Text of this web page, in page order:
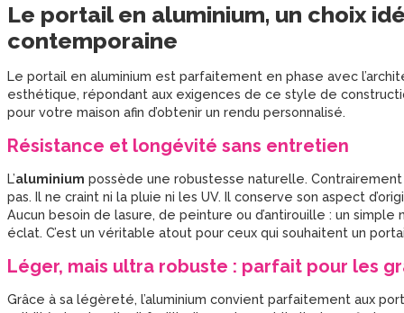
Le portail en aluminium, un choix
contemporaine
Le portail en aluminium est parfaitement en phase avec
esthétique, répondant aux exigences de ce style de
pour votre maison afin d’obtenir un rendu personnalisé.
Résistance et longévité sans entretien
L’aluminium possède une robustesse naturelle.
pas. Il ne craint ni la pluie ni les UV. Il conserve son aspect
Aucun besoin de lasure, de peinture ou d’antirouille : un
éclat. C’est un véritable atout pour ceux qui souhaitent un
Léger, mais ultra robuste : parfait pour les
Grâce à sa légèreté, l’aluminium convient parfaitement aux